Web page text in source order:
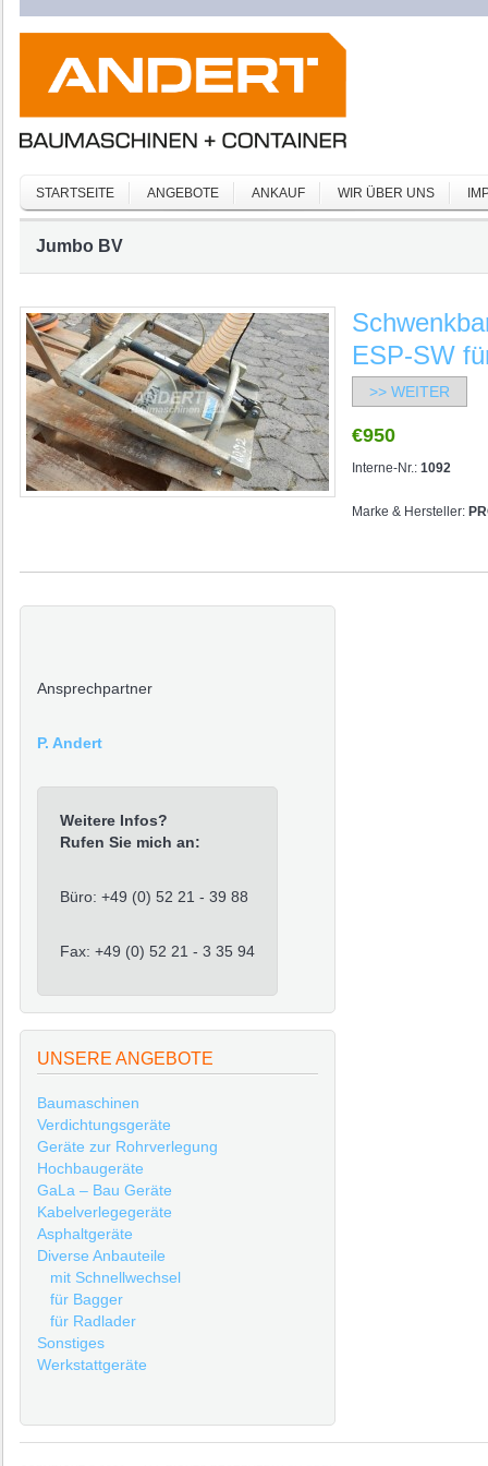
STARTSEITE ANGEBOTE ANKAUF WIR ÜBER UNS
Jumbo BV
ESP-SW
>> WEITER
€950
Interne-Nr.: 1092
Marke & Hersteller:
Ansprechpartner
P. Andert
Weitere Infos?
Rufen Sie mich an:
Büro: +49 (0) 52 21 - 39 88
Fax: +49 (0) 52 21 - 3 35 94
UNSERE ANGEBOTE
Baumaschinen
Verdichtungsgeräte
Geräte zur Rohrverlegung
Hochbaugeräte
GaLa – Bau Geräte
Kabelverlegegeräte
Asphaltgeräte
Diverse Anbauteile
mit Schnellwechsel
für Bagger
für Radlader
Sonstiges
Werkstattgeräte